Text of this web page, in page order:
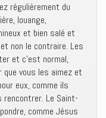
régulièrement du
louange,
et bien salé et
non le contraire. Les
et c’est normal,
vous les aimez et
eux, comme ils
Le Saint-
comme Jésus